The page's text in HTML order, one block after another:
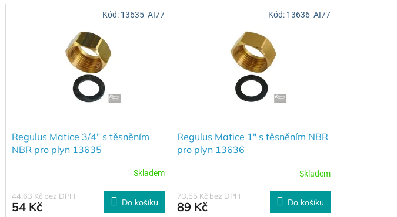
Regulus Matice 3/4" s těsněním
NBR pro plyn 13635
Skladem
44,63 Kč bez DPH
54 Kč Do košíku
Kód: 13635_AI77
Regulus Matice 1" s těsněním NBR
pro plyn 13636
Skladem
73,55 Kč bez DPH
89 Kč Do košíku
Kód: 13636_AI77